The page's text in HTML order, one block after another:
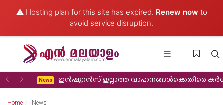
⚠️ Hosting plan for this site has expired. Renew now to
avoid service disruption.
Previous
Next
കാണാൻ News ഇൻഷുറൻസ് ഇല്ലാത്ത വാഹനങ്ങൾക്കെതിരെ
Home News